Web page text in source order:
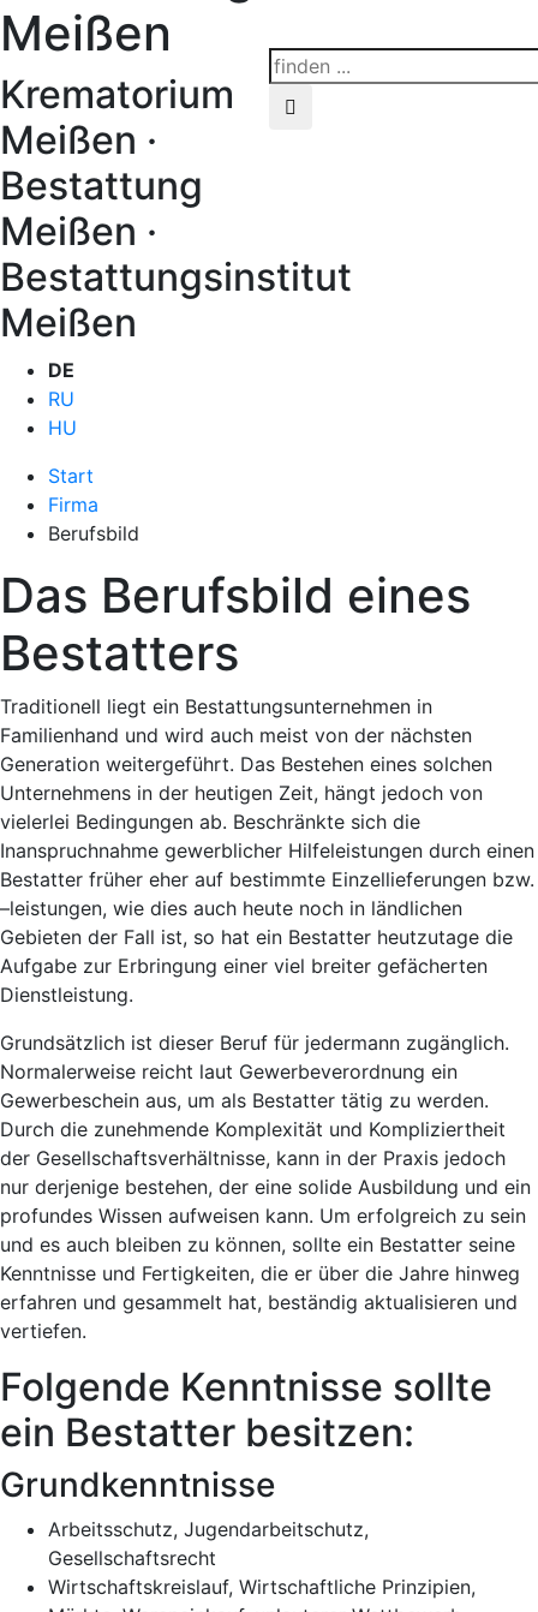
Meißen
Krematorium
Meißen ·
Bestattung
Meißen ·
Bestattungsinstitut
Meißen
DE
RU
HU
Start
Firma
Berufsbild
Das Berufsbild eines
Bestatters
Traditionell liegt ein Bestattungsunternehmen in
Familienhand und wird auch meist von der nächsten
Generation weitergeführt. Das Bestehen eines solchen
Unternehmens in der heutigen Zeit, hängt jedoch von
vielerlei Bedingungen ab. Beschränkte sich die
Inanspruchnahme gewerblicher Hilfeleistungen durch einen
Bestatter früher eher auf bestimmte Einzellieferungen bzw.
–leistungen, wie dies auch heute noch in ländlichen
Gebieten der Fall ist, so hat ein Bestatter heutzutage die
Aufgabe zur Erbringung einer viel breiter gefächerten
Dienstleistung.
Grundsätzlich ist dieser Beruf für jedermann zugänglich.
Normalerweise reicht laut Gewerbeverordnung ein
Gewerbeschein aus, um als Bestatter tätig zu werden.
Durch die zunehmende Komplexität und Kompliziertheit
der Gesellschaftsverhältnisse, kann in der Praxis jedoch
nur derjenige bestehen, der eine solide Ausbildung und ein
profundes Wissen aufweisen kann. Um erfolgreich zu sein
und es auch bleiben zu können, sollte ein Bestatter seine
Kenntnisse und Fertigkeiten, die er über die Jahre hinweg
erfahren und gesammelt hat, beständig aktualisieren und
vertiefen.
Folgende Kenntnisse sollte
ein Bestatter besitzen:
Grundkenntnisse
Arbeitsschutz, Jugendarbeitschutz,
Gesellschaftsrecht
Wirtschaftskreislauf, Wirtschaftliche Prinzipien,